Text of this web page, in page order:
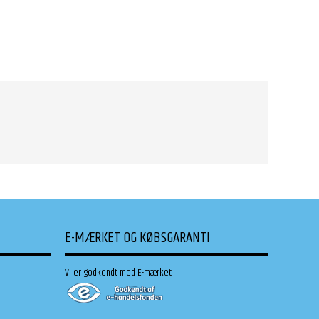
E-MÆRKET OG KØBSGARANTI
Vi er godkendt med E-mærket: